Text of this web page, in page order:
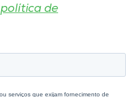
política de